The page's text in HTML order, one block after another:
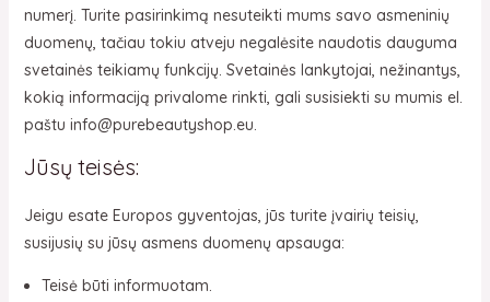
numerį. Turite pasirinkimą nesuteikti mums savo asmeninių
duomenų, tačiau tokiu atveju negalėsite naudotis dauguma
svetainės teikiamų funkcijų. Svetainės lankytojai, nežinantys,
kokią informaciją privalome rinkti, gali susisiekti su mumis el.
paštu info@purebeautyshop.eu.
Jūsų teisės:
Jeigu esate Europos gyventojas, jūs turite įvairių teisių,
susijusių su jūsų asmens duomenų apsauga:
Teisė būti informuotam.